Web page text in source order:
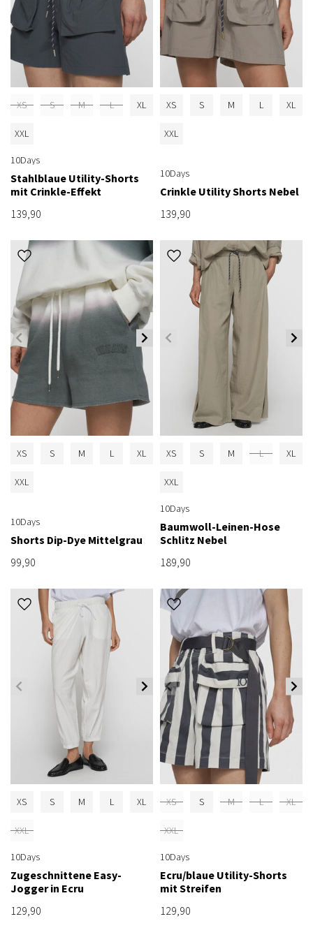
XS S M L XL
XXL
10Days
Stahlblaue Utility-Shorts
mit Crinkle-Effekt
139,90
XS S M L XL
XXL
10Days
Crinkle Utility Shorts Nebel
139,90
XS S M L XL
XXL
10Days
Shorts Dip-Dye Mittelgrau
99,90
XS S M L XL
XXL
10Days
Baumwoll-Leinen-Hose
Schlitz Nebel
189,90
XS S M L XL
XXL
10Days
Zugeschnittene Easy-
Jogger in Ecru
129,90
XS S M L XL
XXL
10Days
Ecru/blaue Utility-Shorts
mit Streifen
129,90